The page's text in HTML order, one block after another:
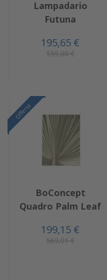
Lampadario
Futuna
195,65 €
559,00 €
Offerta
BoConcept
Quadro Palm Leaf
199,15 €
569,01 €